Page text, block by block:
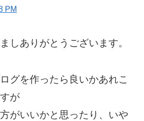
PM
しありがとうございます。
グを作ったら良いかあれこ
が
がいいかと思ったり、いや